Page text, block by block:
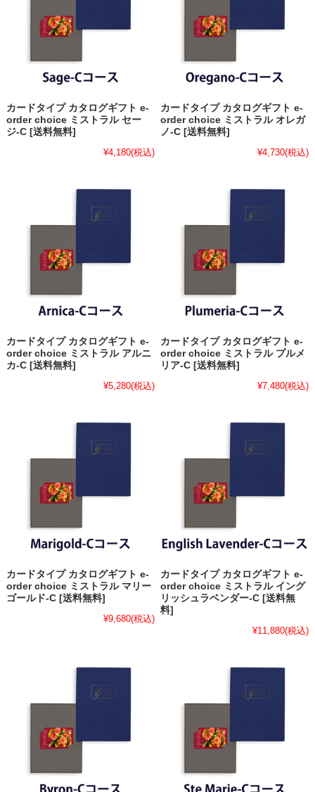
カードタイプ カタログギフト e-
order choice ミストラル セー
ジ-C [送料無料]
¥4,180(税込)
カードタイプ カタログギフト e-
order choice ミストラル オレガ
ノ-C [送料無料]
¥4,730(税込)
カードタイプ カタログギフト e-
order choice ミストラル アルニ
カ-C [送料無料]
¥5,280(税込)
カードタイプ カタログギフト e-
order choice ミストラル プルメ
リア-C [送料無料]
¥7,480(税込)
カードタイプ カタログギフト e-
order choice ミストラル マリー
ゴールド-C [送料無料]
¥9,680(税込)
カードタイプ カタログギフト e-
order choice ミストラル イング
リッシュラベンダー-C [送料無
料]
¥11,880(税込)